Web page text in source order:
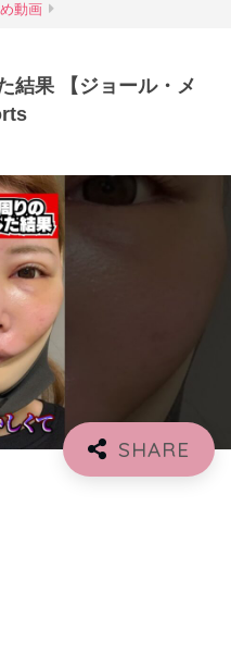
動画
結果 【ジョール・メ